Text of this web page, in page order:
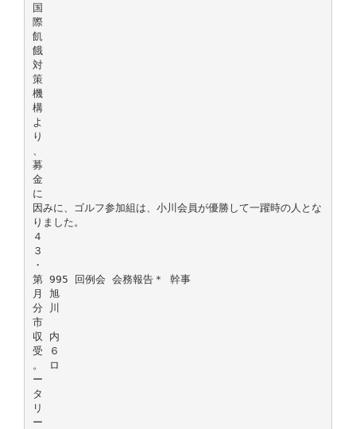
国
際
飢
餓
対
策
機
構
よ
り
募
金
に
因みに、ゴルフ参加組は、小川会員が優勝して一躍時の人とな
りました。
４
３
・
第 995 回例会 会務報告＊ 幹事
月 旭
分 川
市
収 内
受 ６
。 ロ
ー
タ
リ
ー